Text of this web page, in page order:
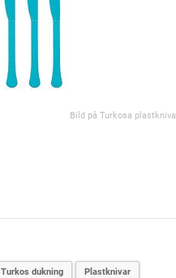
Bild på Turkosa
Turkos dukning Plastknivar